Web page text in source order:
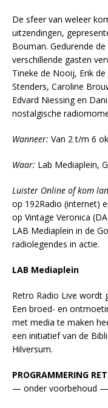
De sfeer van weleer
uitzendingen,
Bouman. Gedurende
verschillende gasten
Tineke de Nooij, Erik
Stenders, Caroline
Edvard Niessing en
nostalgische
Wanneer: Van 2 t/m 6
Waar: Lab Mediaplein,
Luister Online of kom
op 192Radio (internet)
op Vintage Veronica
LAB Mediaplein in de
radiolegendes in actie.
LAB Mediaplein
Retro Radio Live wordt
Een broed- en
met media te maken
een initiatief van de
Hilversum.
PROGRAMMERING
— onder voorbehoud —